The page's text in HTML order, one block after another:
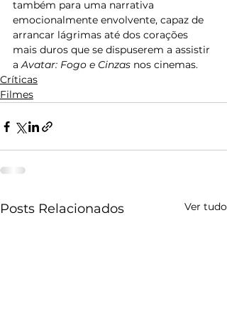
também para uma narrativa
emocionalmente envolvente, capaz de
arrancar lágrimas até dos corações
mais duros que se dispuserem a assistir
a Avatar: Fogo e Cinzas nos cinemas.
Críticas
Filmes
Posts Relacionados Ver tudo